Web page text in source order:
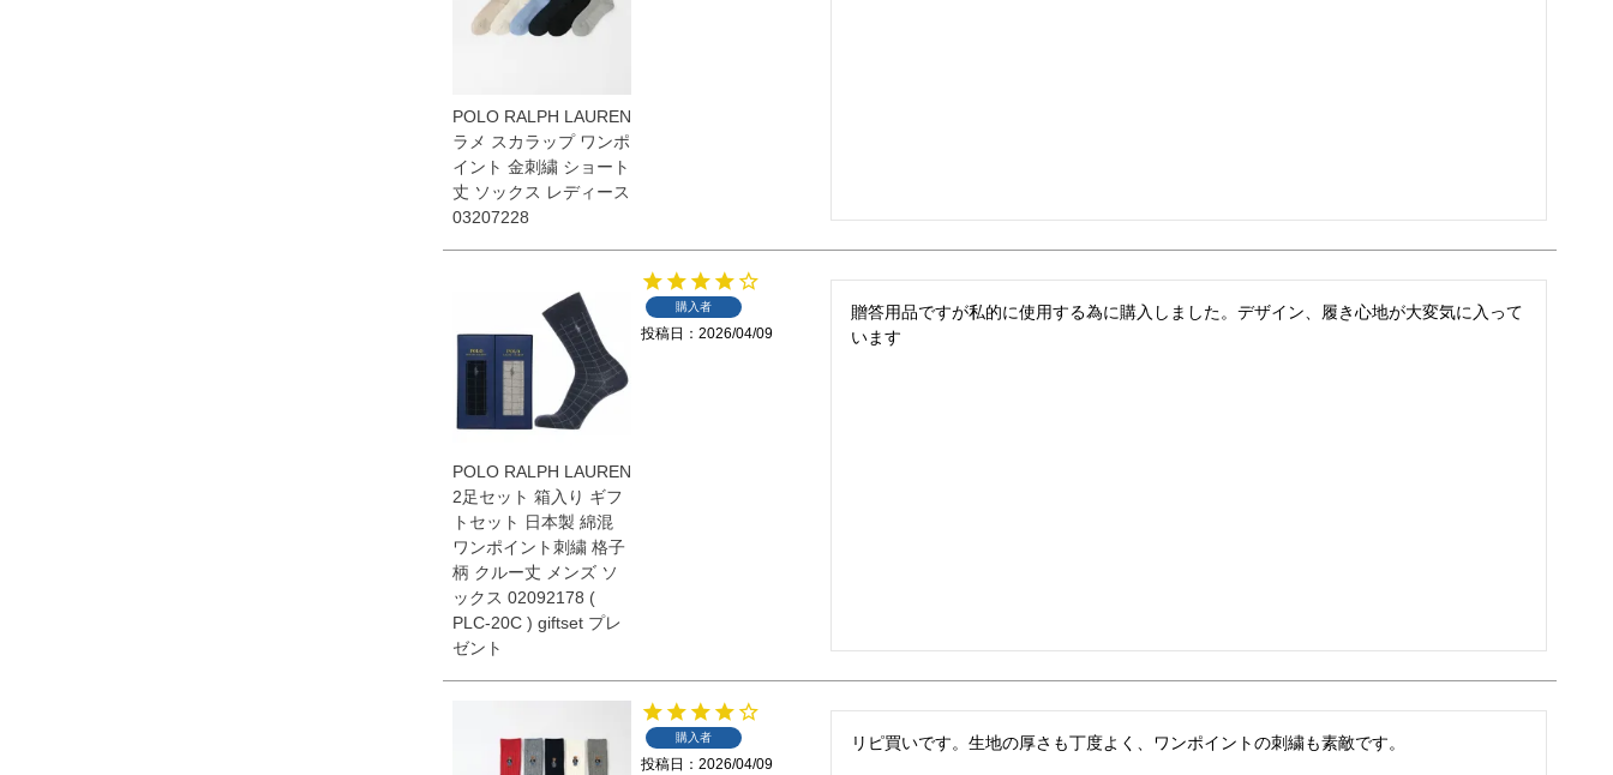
POLO RALPH LAUREN
ラメ スカラップ ワンポ
イント 金刺繍 ショート
丈 ソックス レディース
03207228
POLO RALPH LAUREN
2足セット 箱入り ギフ
トセット 日本製 綿混
ワンポイント刺繍 格子
柄 クルー丈 メンズ ソ
ックス 02092178 (
PLC-20C ) giftset プレ
ゼント
購入者
投稿日 2026/04/09
贈答用品ですが私的に使用する為に購入しました。デザイン、履き心地が大変気に入って
います
購入者
投稿日 2026/04/09
リピ買いです。生地の厚さも丁度よく、ワンポイントの刺繍も素敵です。